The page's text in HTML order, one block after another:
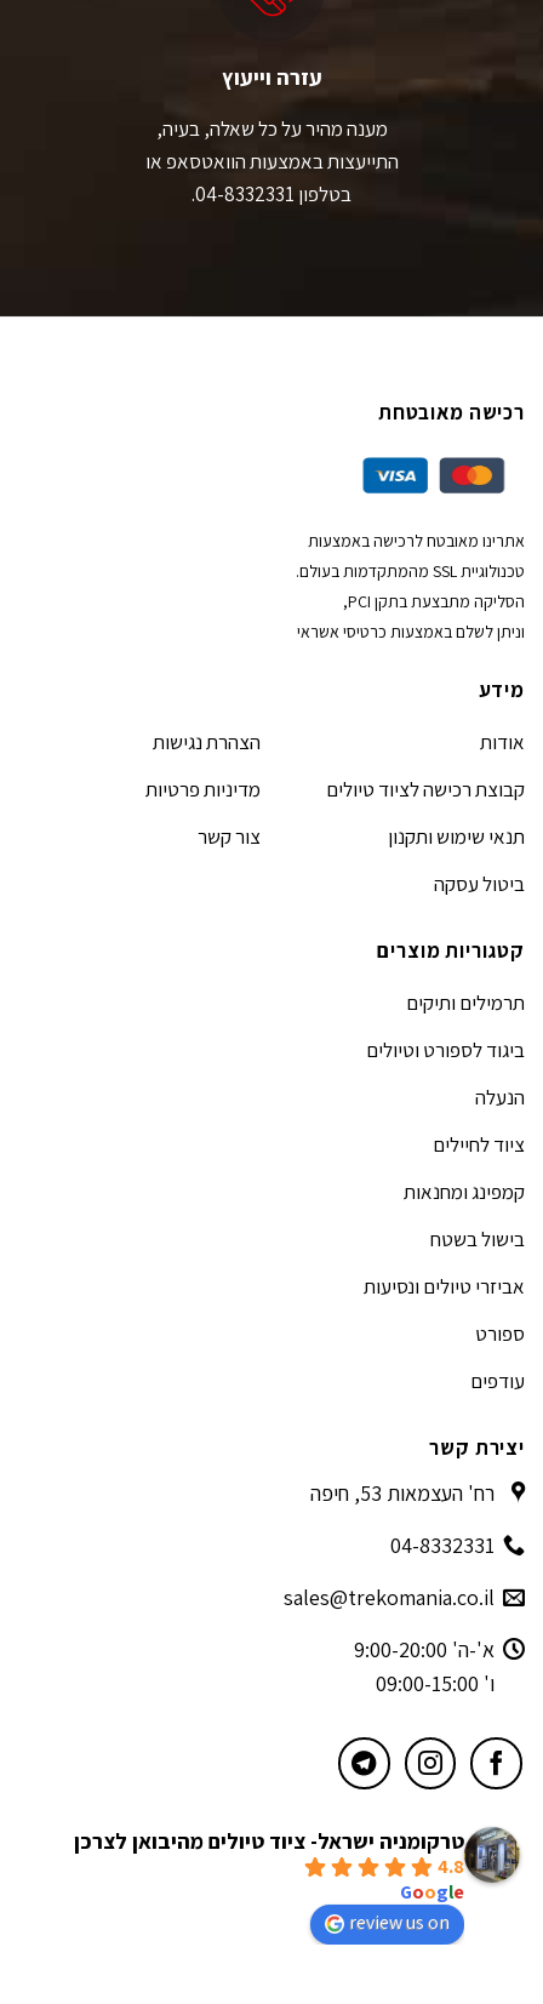
עזרה וייעוץ
מענה מהיר על כל שאלה, בעיה,
התייעצות באמצעות הוואטסאפ או
בטלפון 04-8332331.
רכישה מאובטחת
אתרינו מאובטח לרכישה באמצעות
טכנולוגיית SSL מהמתקדמות בעולם.
הסליקה מתבצעת בתקן PCI,
וניתן לשלם באמצעות כרטיסי אשראי
מידע
אודות
קבוצת רכישה לציוד טיולים
תנאי שימוש ותקנון
ביטול עסקה
הצהרת נגישות
מדיניות פרטיות
צור קשר
קטגוריות מוצרים
תרמילים ותיקים
ביגוד לספורט וטיולים
הנעלה
ציוד לחיילים
קמפינג ומחנאות
בישול בשטח
אביזרי טיולים ונסיעות
ספורט
עודפים
יצירת קשר
רח' העצמאות 53, חיפה
04-8332331
sales@trekomania.co.il
א'-ה' 9:00-20:00
ו' 09:00-15:00
טרקומניה ישראל- ציוד טיולים מהיבואן לצרכן
4.8
Google
review us on